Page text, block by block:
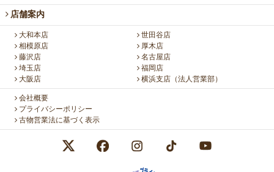
店舗案内
大和本店
世田谷店
相模原店
厚木店
藤沢店
名古屋店
埼玉店
福岡店
大阪店
横浜支店（法人営業部）
会社概要
プライバシーポリシー
古物営業法に基づく表示